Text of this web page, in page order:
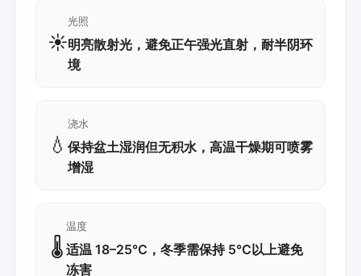
☀️
光照
明亮散射光，避免正午强光直射，耐半阴环
境
💧
浇水
保持盆土湿润但无积水，高温干燥期可喷雾
增湿
🌡️
温度
适温 18–25℃，冬季需保持 5℃以上避免
冻害